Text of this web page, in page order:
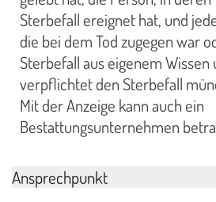
Sterbefall ereignet hat, und
die bei dem Tod zugegen war
Sterbefall aus eigenem
verpflichtet den Sterbefall
Mit der Anzeige kann auch ein
Bestattungsunternehmen
Ansprechpunkt